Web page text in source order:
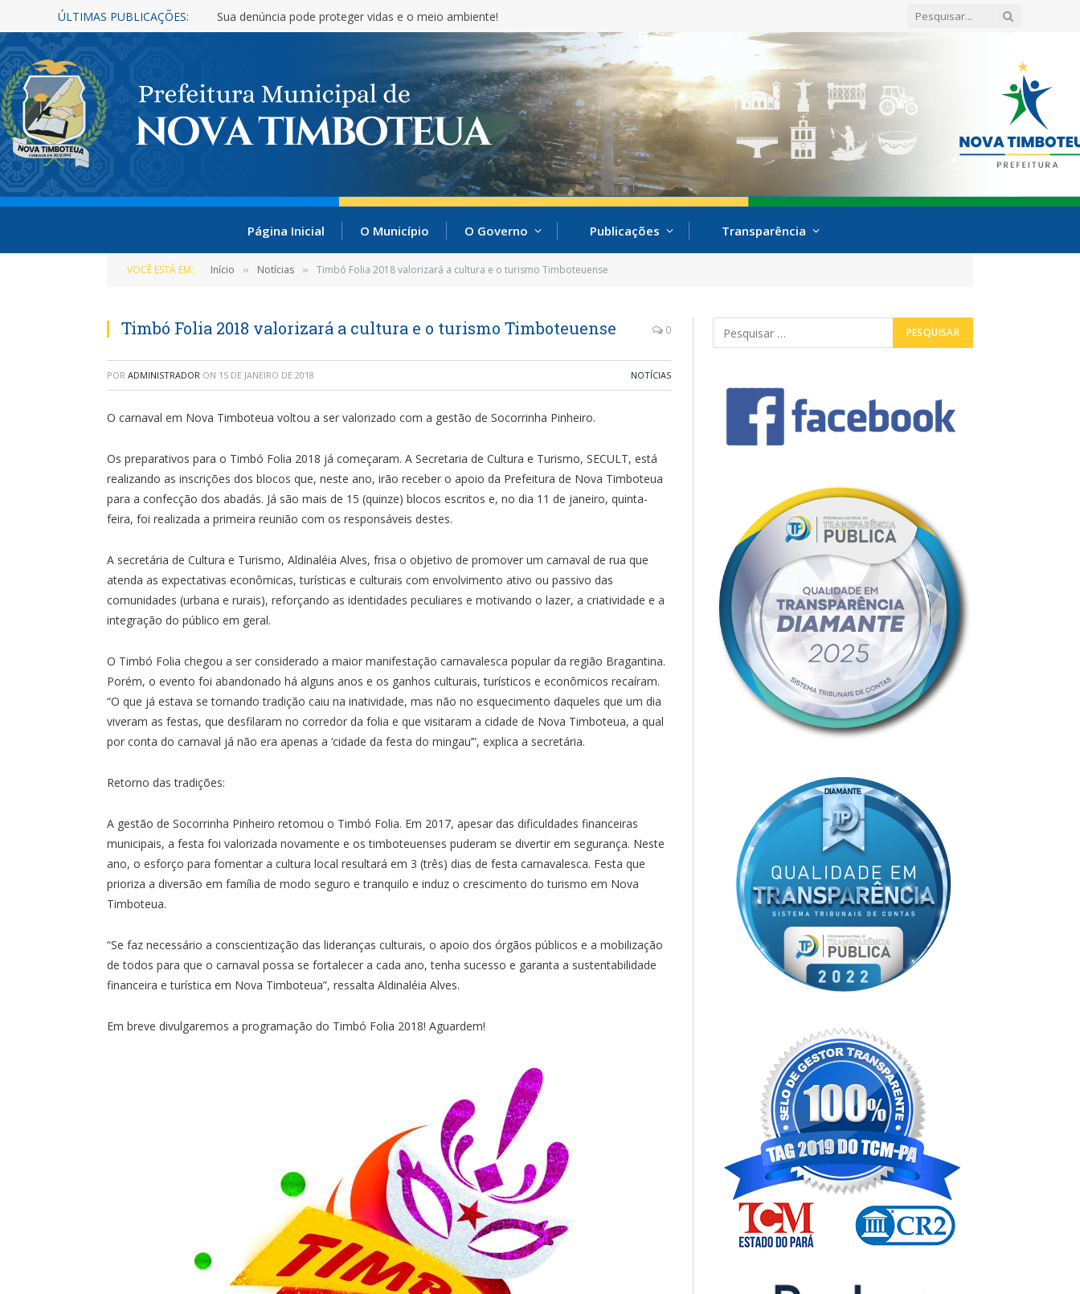
ÚLTIMAS PUBLICAÇÕES: Sua denúncia pode proteger vidas e o meio ambiente!
Página Inicial O Município O Governo Publicações Transparência
VOCÊ ESTÁ EM: Início » Notícias » Timbó Folia 2018 valorizará a cultura e o turismo Timboteuense
Timbó Folia 2018 valorizará a cultura e o turismo Timboteuense 0
POR ADMINISTRADOR ON 15 DE JANEIRO DE 2018 NOTÍCIAS
O carnaval em Nova Timboteua voltou a ser valorizado com a gestão de Socorrinha Pinheiro.
Os preparativos para o Timbó Folia 2018 já começaram. A Secretaria de Cultura e Turismo, SECULT, está
realizando as inscrições dos blocos que, neste ano, irão receber o apoio da Prefeitura de Nova Timboteua
para a confecção dos abadás. Já são mais de 15 (quinze) blocos escritos e, no dia 11 de janeiro, quinta-
feira, foi realizada a primeira reunião com os responsáveis destes.
A secretária de Cultura e Turismo, Aldinaléia Alves, frisa o objetivo de promover um carnaval de rua que
atenda as expectativas econômicas, turísticas e culturais com envolvimento ativo ou passivo das
comunidades (urbana e rurais), reforçando as identidades peculiares e motivando o lazer, a criatividade e a
integração do público em geral.
O Timbó Folia chegou a ser considerado a maior manifestação carnavalesca popular da região Bragantina.
Porém, o evento foi abandonado há alguns anos e os ganhos culturais, turísticos e econômicos recaíram.
“O que já estava se tornando tradição caiu na inatividade, mas não no esquecimento daqueles que um dia
viveram as festas, que desfilaram no corredor da folia e que visitaram a cidade de Nova Timboteua, a qual
por conta do carnaval já não era apenas a ‘cidade da festa do mingau’”, explica a secretária.
Retorno das tradições:
A gestão de Socorrinha Pinheiro retomou o Timbó Folia. Em 2017, apesar das dificuldades financeiras
municipais, a festa foi valorizada novamente e os timboteuenses puderam se divertir em segurança. Neste
ano, o esforço para fomentar a cultura local resultará em 3 (três) dias de festa carnavalesca. Festa que
prioriza a diversão em família de modo seguro e tranquilo e induz o crescimento do turismo em Nova
Timboteua.
“Se faz necessário a conscientização das lideranças culturais, o apoio dos órgãos públicos e a mobilização
de todos para que o carnaval possa se fortalecer a cada ano, tenha sucesso e garanta a sustentabilidade
financeira e turística em Nova Timboteua”, ressalta Aldinaléia Alves.
Em breve divulgaremos a programação do Timbó Folia 2018! Aguardem!